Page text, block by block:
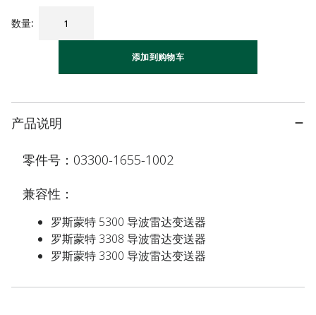
数量:
添加到购物车
产品说明
零件号：03300-1655-1002
兼容性：
罗斯蒙特 5300 导波雷达变送器
罗斯蒙特 3308 导波雷达变送器
罗斯蒙特 3300 导波雷达变送器